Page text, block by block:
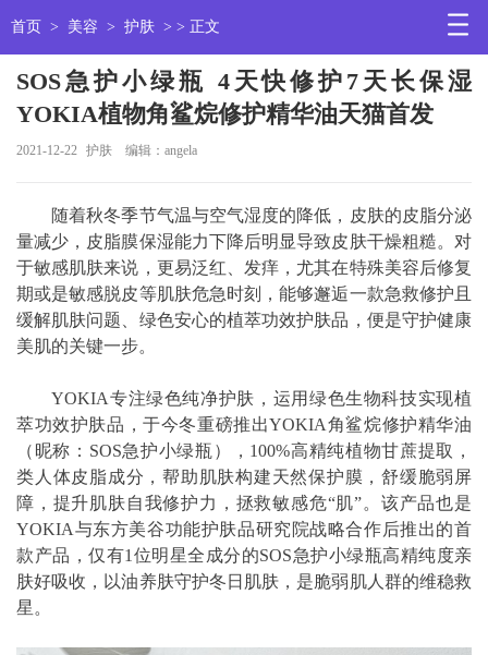
首页 > 美容 > 护肤 > > 正文
SOS急护小绿瓶 4天快修护7天长保湿
YOKIA植物角鲨烷修护精华油天猫首发
2021-12-22 护肤 编辑：angela
随着秋冬季节气温与空气湿度的降低，皮肤的皮脂分泌
量减少，皮脂膜保湿能力下降后明显导致皮肤干燥粗糙。对
于敏感肌肤来说，更易泛红、发痒，尤其在特殊美容后修复
期或是敏感脱皮等肌肤危急时刻，能够邂逅一款急救修护且
缓解肌肤问题、绿色安心的植萃功效护肤品，便是守护健康
美肌的关键一步。
YOKIA专注绿色纯净护肤，运用绿色生物科技实现植
萃功效护肤品，于今冬重磅推出YOKIA角鲨烷修护精华油
（昵称：SOS急护小绿瓶），100%高精纯植物甘蔗提取，
类人体皮脂成分，帮助肌肤构建天然保护膜，舒缓脆弱屏
障，提升肌肤自我修护力，拯救敏感危“肌”。该产品也是
YOKIA与东方美谷功能护肤品研究院战略合作后推出的首
款产品，仅有1位明星全成分的SOS急护小绿瓶高精纯度亲
肤好吸收，以油养肤守护冬日肌肤，是脆弱肌人群的维稳救
星。